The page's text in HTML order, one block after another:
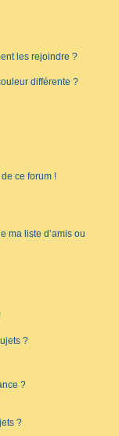
les rejoindre ?
différente ?
ce forum !
ma liste d’amis ou
?
?
?